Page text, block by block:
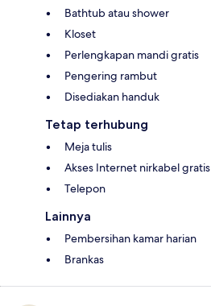
Bathtub atau shower
Kloset
Perlengkapan mandi gratis
Pengering rambut
Disediakan handuk
Tetap terhubung
Meja tulis
Akses Internet nirkabel gratis
Telepon
Lainnya
Pembersihan kamar harian
Brankas